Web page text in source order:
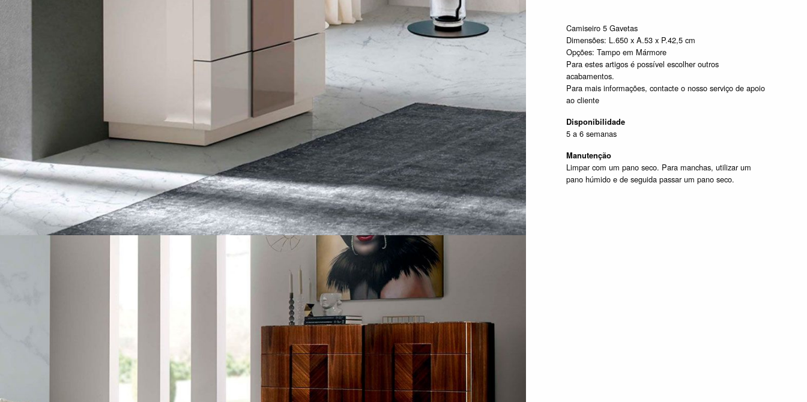
Camiseiro 5 Gavetas
Dimensões: L.650 x A.53 x P.42,5 cm
Opções: Tampo em Mármore
Para estes artigos é possível escolher outros
acabamentos.
Para mais informações, contacte o nosso serviço de apoio
ao cliente
Disponibilidade
5 a 6 semanas
Manutenção
Limpar com um pano seco. Para manchas, utilizar um
pano húmido e de seguida passar um pano seco.